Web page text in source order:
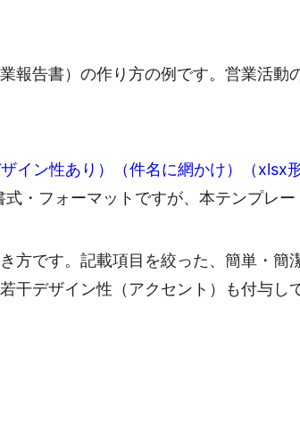
報告書）の作り方の例です。営業活動
イン性あり）（件名に網かけ）（xlsx
式・フォーマットですが、本テンプレー
方です。記載項目を絞った、簡単・簡
干デザイン性（アクセント）も付与し